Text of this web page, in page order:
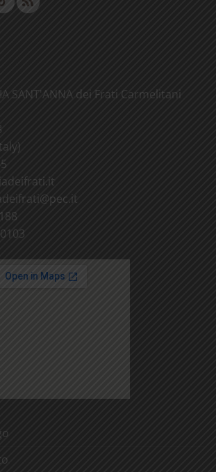
SANT'ANNA dei Frati Carmelitani
pec.it